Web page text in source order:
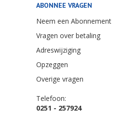
ABONNEE VRAGEN
Neem een Abonnement
Vragen over betaling
Adreswijziging
Opzeggen
Overige vragen
Telefoon:
0251 - 257924